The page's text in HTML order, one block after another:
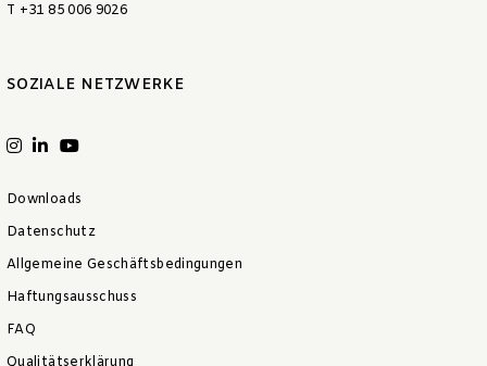
T +31 85 006 9026
SOZIALE NETZWERKE
Downloads
Datenschutz
Allgemeine Geschäftsbedingungen
Haftungsausschuss
FAQ